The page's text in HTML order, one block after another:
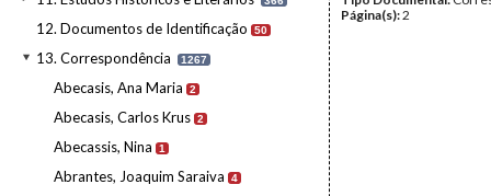
12. Documentos de Identificação 50
13. Correspondência 1267
Abecasis, Ana Maria 2
Abecasis, Carlos Krus 2
Abecassis, Nina 1
Abrantes, Joaquim Saraiva 4
Página(s):2